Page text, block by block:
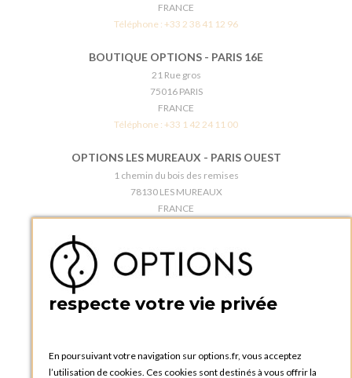
FRANCE
Téléphone : +33 2 38 41 12 96
BOUTIQUE OPTIONS - PARIS 16E
21 Rue gros
75016 PARIS
FRANCE
Téléphone : +33 1 42 24 11 00
OPTIONS LES MUREAUX - PARIS OUEST
1 chemin du bois des remises
78130 LES MUREAUX
FRANCE
BOUTIQUE OPTIONS - PARIS 5E
5 quai de la tournelle
FRANCE
OPTIONS ROUEN
respecte votre vie privée
En poursuivant votre navigation sur options.fr, vous acceptez
l’utilisation de cookies. Ces cookies sont destinés à vous offrir la